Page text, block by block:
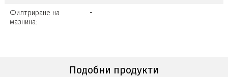
Филтриране на
мазнина:
-
Подобни продукти